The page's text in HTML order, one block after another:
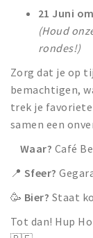
21 Juni
(Houd
rondes!)
Zorg dat je op
bemachtigen,
trek je
samen een
Waar? Café
📍 Sfeer?
🥳 Bier? Staat
Tot dan! Hup